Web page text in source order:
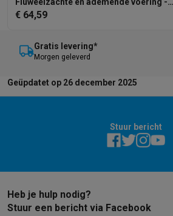
BACK
€ 64,59
Gratis levering*
M orgen geleverd
Geüpdatet op 26 december 2025
Stuur bericht
Heb je hulp nodig?
Stuur een bericht via Facebook